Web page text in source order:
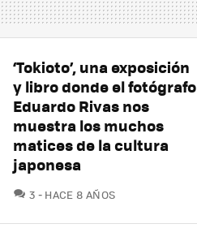
‘Tokioto’, una exposición
y libro donde el fotógrafo
Eduardo Rivas nos
muestra los muchos
matices de la cultura
japonesa
3 COMENTARIOS
HACE 8 AÑOS